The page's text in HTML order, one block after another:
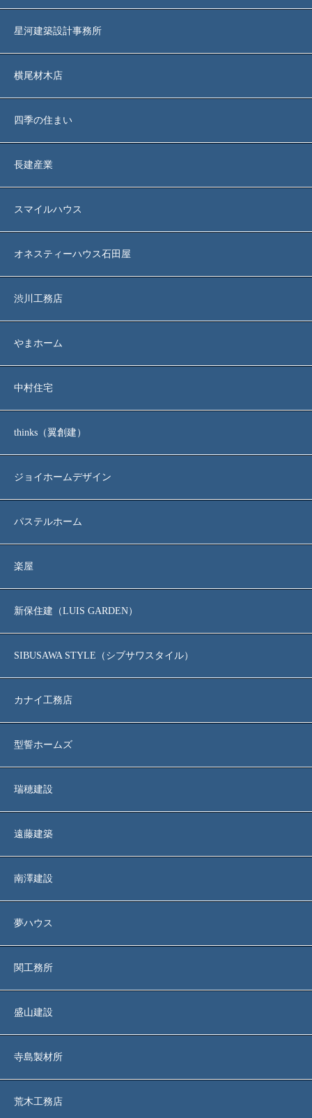
星河建築設計事務所
横尾材木店
四季の住まい
長建産業
スマイルハウス
オネスティーハウス石田屋
渋川工務店
やまホーム
中村住宅
thinks（翼創建）
ジョイホームデザイン
パステルホーム
楽屋
新保住建（LUIS GARDEN）
SIBUSAWA STYLE（シブサワスタイル）
カナイ工務店
型誓ホームズ
瑞穂建設
遠藤建築
南澤建設
夢ハウス
関工務所
盛山建設
寺島製材所
荒木工務店